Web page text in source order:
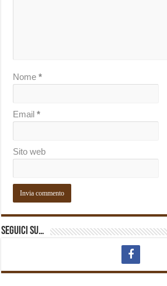
Nome*
Email*
Sito web
Seguici su…